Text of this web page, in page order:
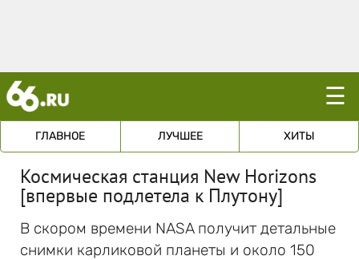
☰
ГЛАВНОЕ ЛУЧШЕЕ ХИТЫ
Космическая станция New Horizons
[впервые подлетела к Плутону]
В скором времени NASA получит детальные
снимки карликовой планеты и около 150